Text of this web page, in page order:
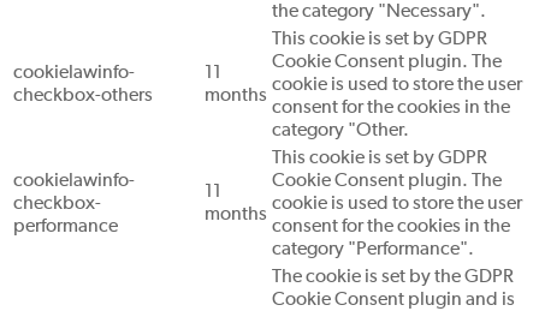
the category "Necessary".
cookielawinfo-
checkbox-others
months
This cookie is set by GDPR
Cookie Consent plugin. The
cookie is used to store the user
consent for the cookies in the
category "Other.
cookielawinfo-
checkbox-
performance
months
This cookie is set by GDPR
Cookie Consent plugin. The
cookie is used to store the user
consent for the cookies in the
category "Performance".
The cookie is set by the GDPR
Cookie Consent plugin and is